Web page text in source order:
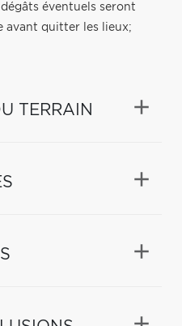
éventuels seront
avant quitter les lieux;
TERRAIN